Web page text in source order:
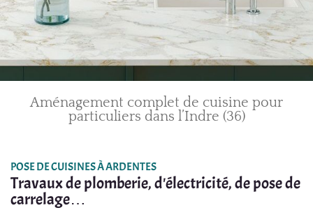
Aménagement complet de cuisine pour
particuliers dans l’Indre (36)
POSE DE CUISINES À ARDENTES
Travaux de plomberie, d'électricité, de pose de
carrelage…